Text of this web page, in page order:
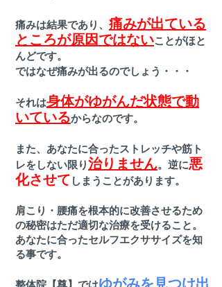
​痛みは結果であり、 痛みが出ている
ところが原因ではないことがほと
んどです。
ではなぜ痛みが出るのでしょう・・・
それは身体がゆがんだ状態で動
いているからなのです。
​また、あなたに合ったストレッチや筋ト
レをしない限り治りません。逆に悪
化させて しまうことがあります。
肩こり・腰痛を根本的に改善させるため
の秘密はただ適切な治療を受けること。
あなたに合ったセルフエクササイズを知
る事です。
整体院【尊】ではゆがみを見つけ出